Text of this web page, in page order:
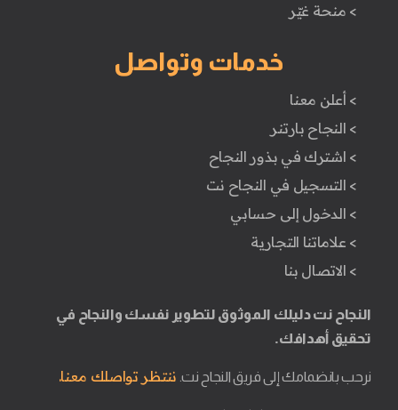
> منحة غيّر
خدمات وتواصل
> أعلن معنا
> النجاح بارتنر
> اشترك في بذور النجاح
> التسجيل في النجاح نت
> الدخول إلى حسابي
> علاماتنا التجارية
> الاتصال بنا
النجاح نت دليلك الموثوق لتطوير نفسك والنجاح في
تحقيق أهدافك.
نرحب بانضمامك إلى فريق النجاح نت. ننتظر تواصلك معنا.